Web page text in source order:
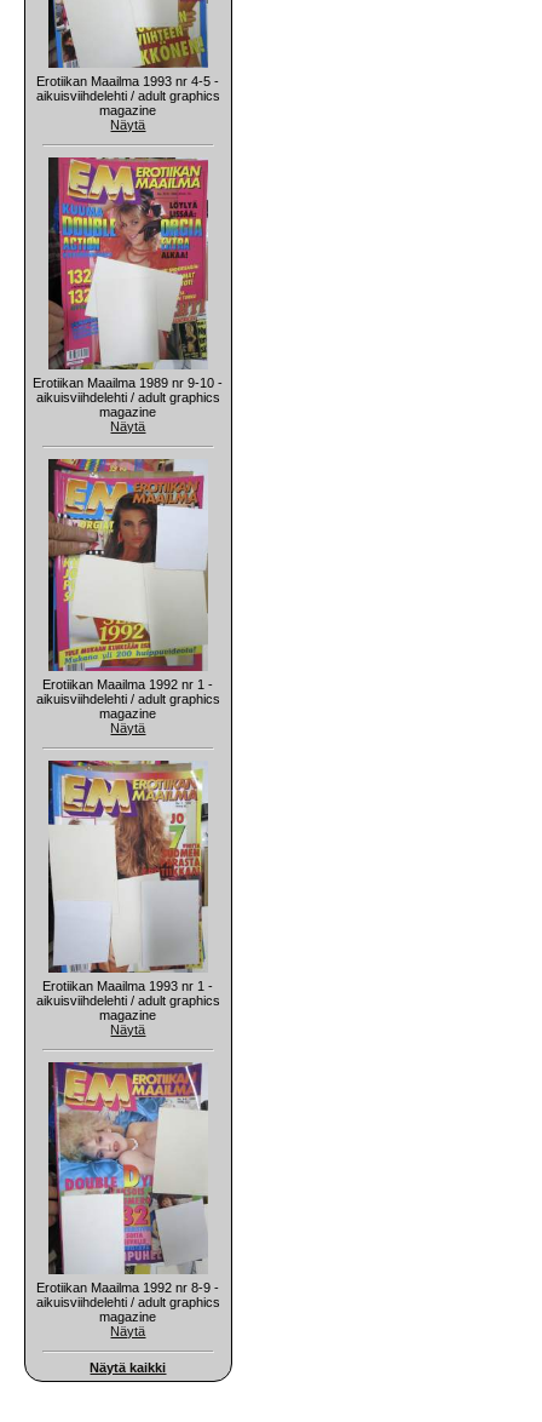
Erotiikan Maailma 1993 nr 4-5 -
aikuisviihdelehti / adult graphics
magazine
Näytä
Erotiikan Maailma 1989 nr 9-10 -
aikuisviihdelehti / adult graphics
magazine
Näytä
Erotiikan Maailma 1992 nr 1 -
aikuisviihdelehti / adult graphics
magazine
Näytä
Erotiikan Maailma 1993 nr 1 -
aikuisviihdelehti / adult graphics
magazine
Näytä
Erotiikan Maailma 1992 nr 8-9 -
aikuisviihdelehti / adult graphics
magazine
Näytä
Näytä kaikki